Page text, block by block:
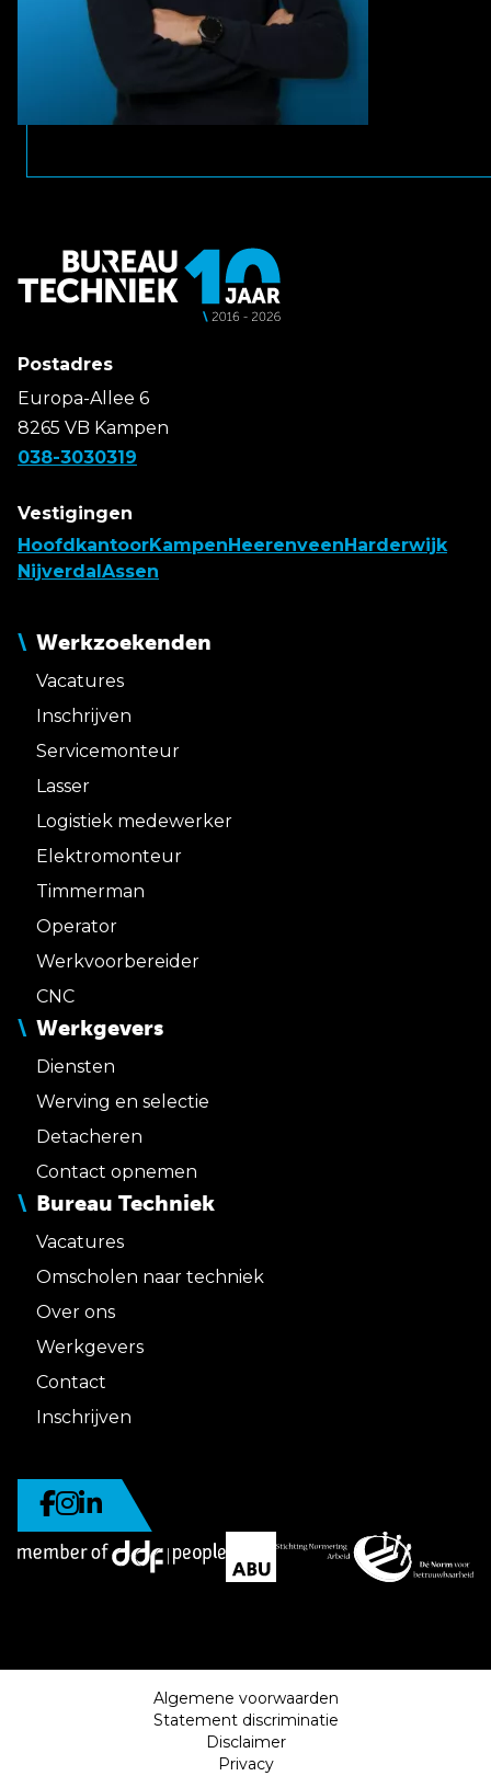
Postadres
Europa-Allee 6
8265 VB Kampen
038-3030319
Vestigingen
HoofdkantoorKampen Heerenveen Harderwijk
Nijverdal Assen
Werkzoekenden
Vacatures
Inschrijven
Servicemonteur
Lasser
Logistiek medewerker
Elektromonteur
Timmerman
Operator
Werkvoorbereider
CNC
Werkgevers
Diensten
Werving en selectie
Detacheren
Contact opnemen
Bureau Techniek
Vacatures
Omscholen naar techniek
Over ons
Werkgevers
Contact
Inschrijven
Algemene voorwaarden
Statement discriminatie
Disclaimer
Privacy